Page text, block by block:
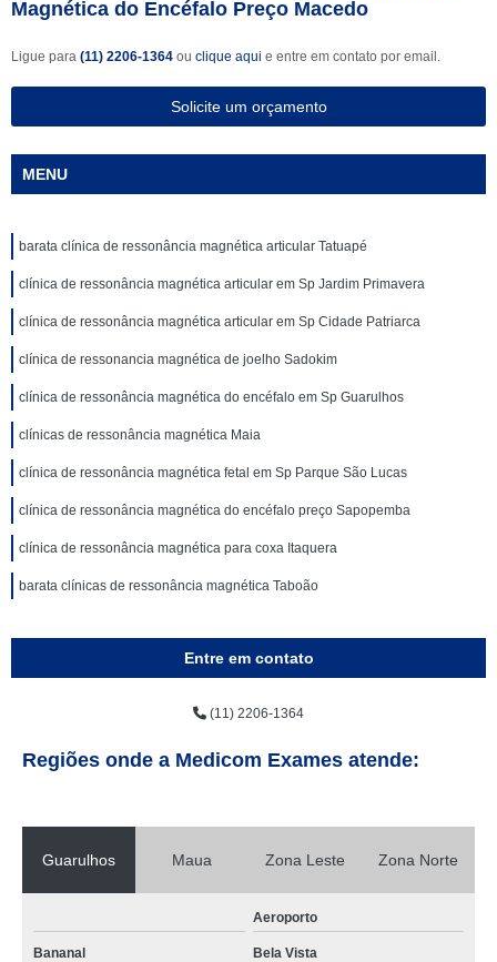
Magnética do Encéfalo Preço Macedo
Ligue para (11) 2206-1364 ou clique aqui e entre em contato por email.
Solicite um orçamento
MENU
barata clínica de ressonância magnética articular Tatuapé
clínica de ressonância magnética articular em Sp Jardim Primavera
clínica de ressonância magnética articular em Sp Cidade Patriarca
clínica de ressonancia magnética de joelho Sadokim
clínica de ressonância magnética do encéfalo em Sp Guarulhos
clínicas de ressonância magnética Maia
clínica de ressonância magnética fetal em Sp Parque São Lucas
clínica de ressonância magnética do encéfalo preço Sapopemba
clínica de ressonância magnética para coxa Itaquera
barata clínicas de ressonância magnética Taboão
Entre em contato
(11) 2206-1364
Regiões onde a Medicom Exames atende:
Guarulhos Maua Zona Leste Zona Norte
Aeroporto
Bananal Bela Vista